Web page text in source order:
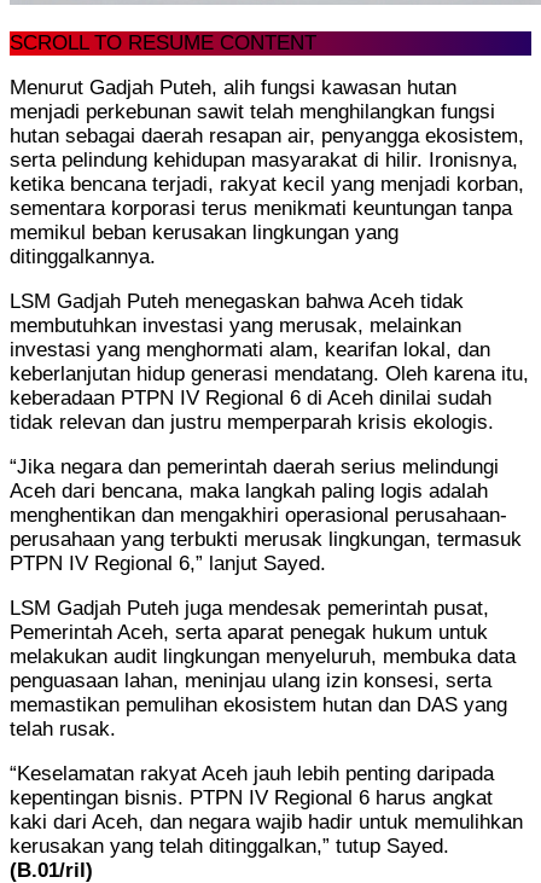
SCROLL TO RESUME CONTENT
Menurut Gadjah Puteh, alih fungsi kawasan hutan
menjadi perkebunan sawit telah menghilangkan fungsi
hutan sebagai daerah resapan air, penyangga ekosistem,
serta pelindung kehidupan masyarakat di hilir. Ironisnya,
ketika bencana terjadi, rakyat kecil yang menjadi korban,
sementara korporasi terus menikmati keuntungan tanpa
memikul beban kerusakan lingkungan yang
ditinggalkannya.
LSM Gadjah Puteh menegaskan bahwa Aceh tidak
membutuhkan investasi yang merusak, melainkan
investasi yang menghormati alam, kearifan lokal, dan
keberlanjutan hidup generasi mendatang. Oleh karena itu,
keberadaan PTPN IV Regional 6 di Aceh dinilai sudah
tidak relevan dan justru memperparah krisis ekologis.
“Jika negara dan pemerintah daerah serius melindungi
Aceh dari bencana, maka langkah paling logis adalah
menghentikan dan mengakhiri operasional perusahaan-
perusahaan yang terbukti merusak lingkungan, termasuk
PTPN IV Regional 6,” lanjut Sayed.
LSM Gadjah Puteh juga mendesak pemerintah pusat,
Pemerintah Aceh, serta aparat penegak hukum untuk
melakukan audit lingkungan menyeluruh, membuka data
penguasaan lahan, meninjau ulang izin konsesi, serta
memastikan pemulihan ekosistem hutan dan DAS yang
telah rusak.
“Keselamatan rakyat Aceh jauh lebih penting daripada
kepentingan bisnis. PTPN IV Regional 6 harus angkat
kaki dari Aceh, dan negara wajib hadir untuk memulihkan
kerusakan yang telah ditinggalkan,” tutup Sayed.
(B.01/ril)